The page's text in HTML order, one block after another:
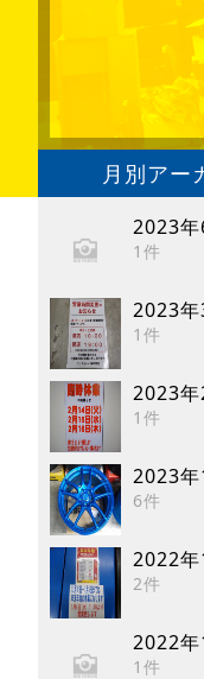
月別アー
2023年
1件
2023年
1件
2023年
1件
2023年
6件
2022年
2件
2022年
1件